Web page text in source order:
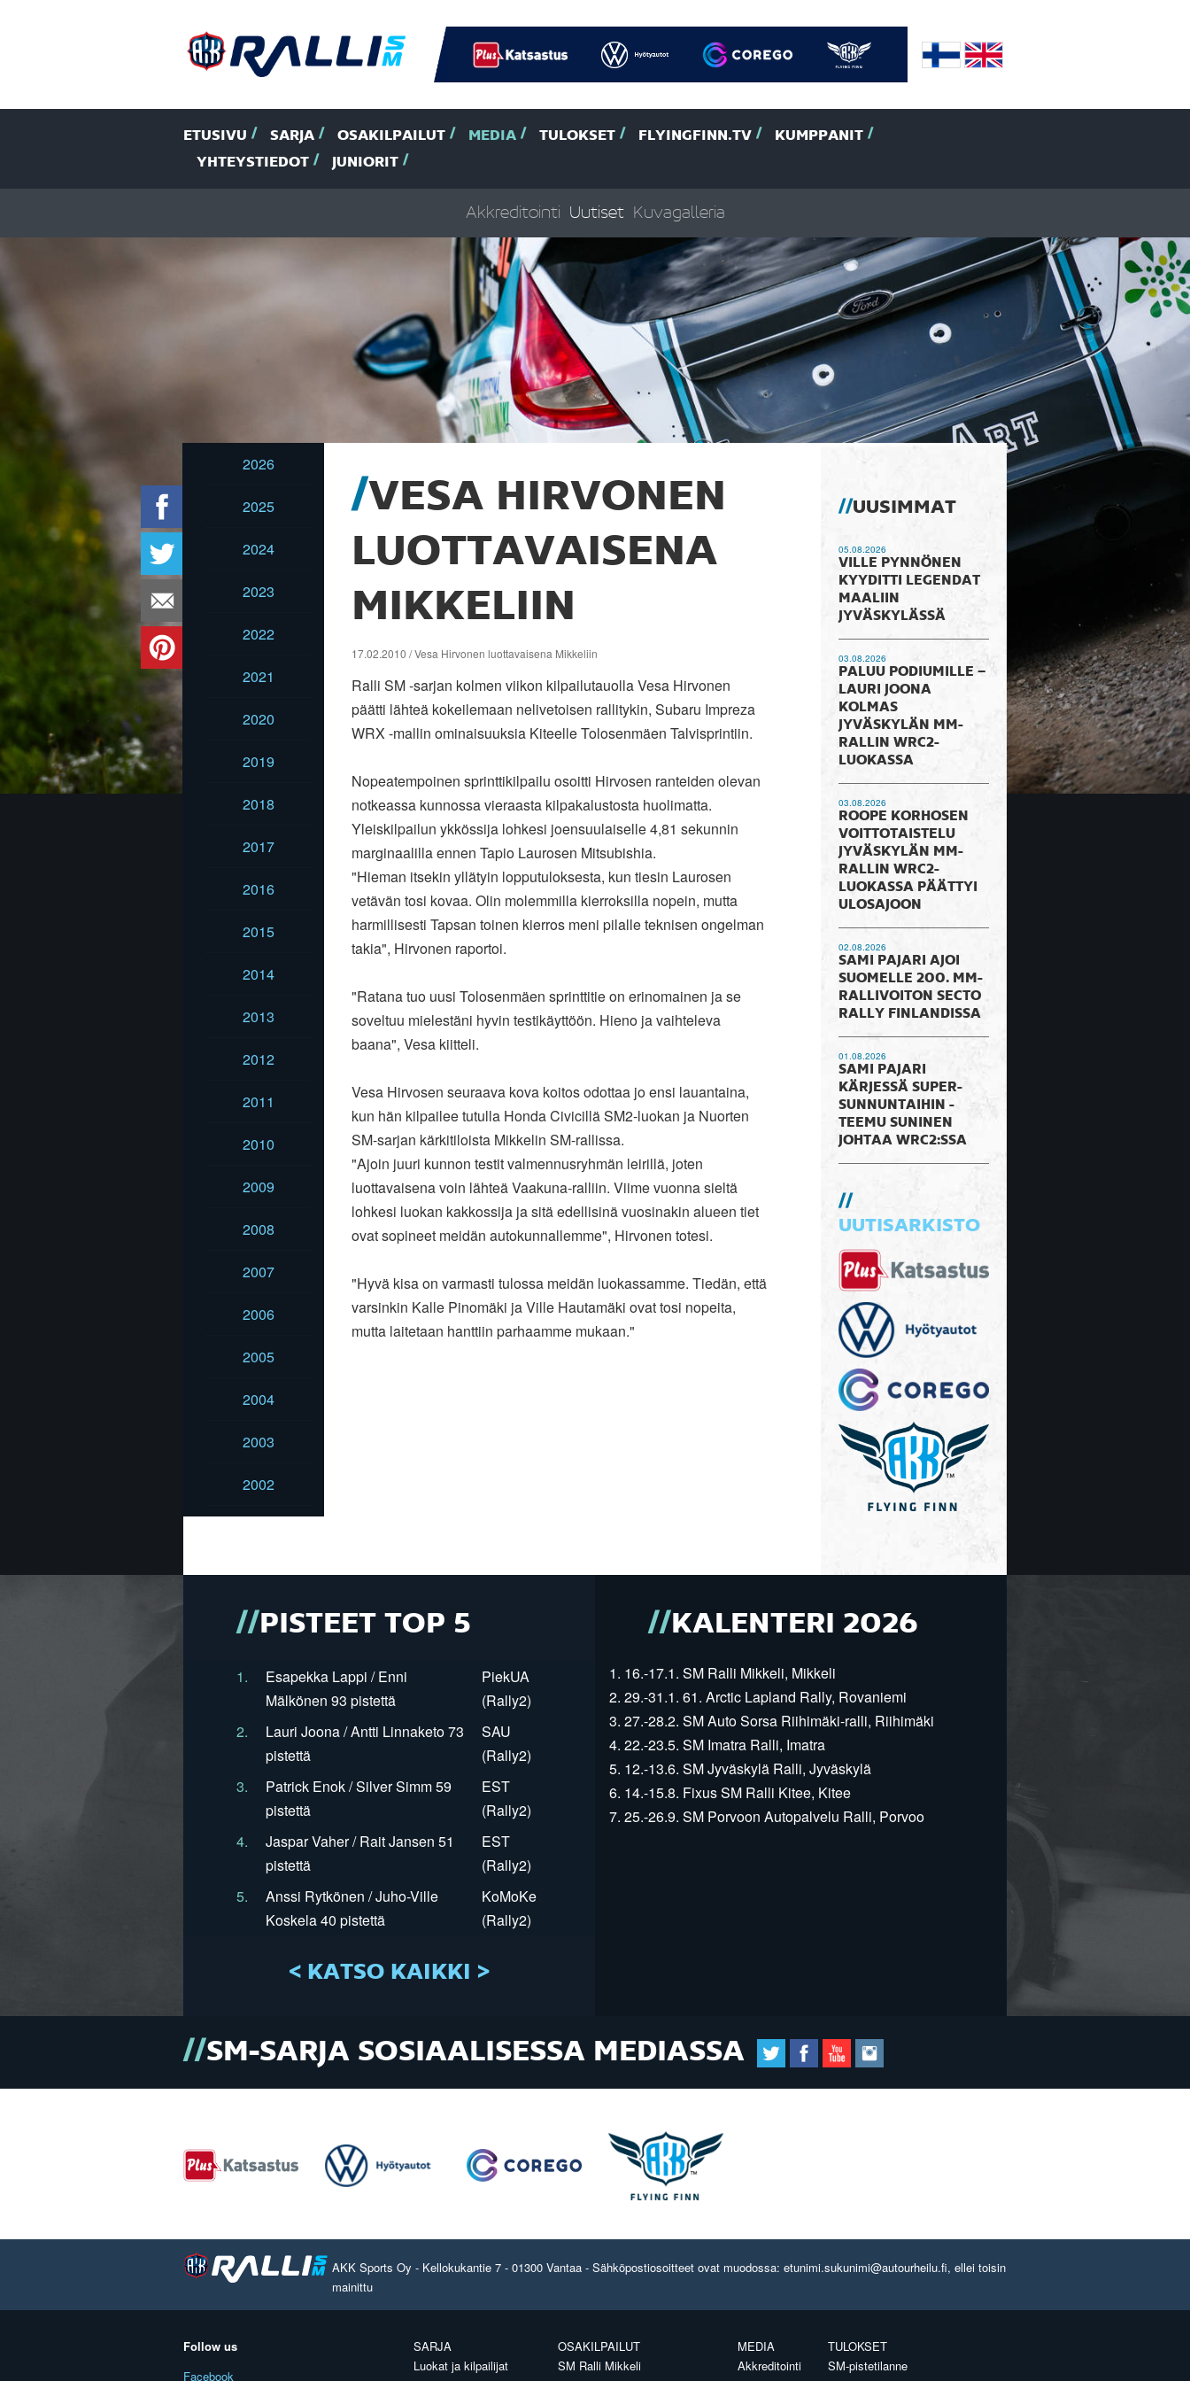
ETUSIVU SARJA OSAKILPAILUT MEDIA TULOKSET FLYINGFINN.TV
KUMPPANIT
YHTEYSTIEDOT
JUNIORIT
Akkreditointi Uutiset Kuvagalleria
2026
2025
2024
2023
2022
2021
2020
2019
2018
2017
2016
2015
2014
2013
2012
2011
2010
2009
2008
2007
2006
2005
2004
2003
2002
VESA HIRVONEN
LUOTTAVAISENA
MIKKELIIN
17.02.2010 / Vesa Hirvonen luottavaisena Mikkeliin
Ralli SM -sarjan kolmen viikon kilpailutauolla Vesa Hirvonen
päätti lähteä kokeilemaan nelivetoisen rallitykin, Subaru Impreza
WRX -mallin ominaisuuksia Kiteelle Tolosenmäen Talvisprintiin.
Nopeatempoinen sprinttikilpailu osoitti Hirvosen ranteiden olevan
notkeassa kunnossa vieraasta kilpakalustosta huolimatta.
Yleiskilpailun ykkössija lohkesi joensuulaiselle 4,81 sekunnin
marginaalilla ennen Tapio Laurosen Mitsubishia.
"Hieman itsekin yllätyin lopputuloksesta, kun tiesin Laurosen
vetävän tosi kovaa. Olin molemmilla kierroksilla nopein, mutta
harmillisesti Tapsan toinen kierros meni pilalle teknisen ongelman
takia", Hirvonen raportoi.
"Ratana tuo uusi Tolosenmäen sprinttitie on erinomainen ja se
soveltuu mielestäni hyvin testikäyttöön. Hieno ja vaihteleva
baana", Vesa kiitteli.
Vesa Hirvosen seuraava kova koitos odottaa jo ensi lauantaina,
kun hän kilpailee tutulla Honda Civicillä SM2-luokan ja Nuorten
SM-sarjan kärkitiloista Mikkelin SM-rallissa.
"Ajoin juuri kunnon testit valmennusryhmän leirillä, joten
luottavaisena voin lähteä Vaakuna-ralliin. Viime vuonna sieltä
lohkesi luokan kakkossija ja sitä edellisinä vuosinakin alueen tiet
ovat sopineet meidän autokunnallemme", Hirvonen totesi.
"Hyvä kisa on varmasti tulossa meidän luokassamme. Tiedän, että
varsinkin Kalle Pinomäki ja Ville Hautamäki ovat tosi nopeita,
mutta laitetaan hanttiin parhaamme mukaan."
UUSIMMAT
05.08.2026
VILLE PYNNÖNEN
KYYDITTI LEGENDAT
MAALIIN
JYVÄSKYLÄSSÄ
03.08.2026
PALUU PODIUMILLE –
LAURI JOONA
KOLMAS
JYVÄSKYLÄN MM-
RALLIN WRC2-
LUOKASSA
03.08.2026
ROOPE KORHOSEN
VOITTOTAISTELU
JYVÄSKYLÄN MM-
RALLIN WRC2-
LUOKASSA PÄÄTTYI
ULOSAJOON
02.08.2026
SAMI PAJARI AJOI
SUOMELLE 200. MM-
RALLIVOITON SECTO
RALLY FINLANDISSA
01.08.2026
SAMI PAJARI
KÄRJESSÄ SUPER-
SUNNUNTAIHIN -
TEEMU SUNINEN
JOHTAA WRC2:SSA
UUTISARKISTO
PISTEET TOP 5
1.
Esapekka Lappi / Enni
Mälkönen 93 pistettä
PiekUA
(Rally2)
2.
Lauri Joona / Antti Linnaketo 73
pistettä
SAU
(Rally2)
3.
Patrick Enok / Silver Simm 59
pistettä
EST
(Rally2)
4.
Jaspar Vaher / Rait Jansen 51
pistettä
EST
(Rally2)
5.
Anssi Rytkönen / Juho-Ville
Koskela 40 pistettä
KoMoKe
(Rally2)
< KATSO KAIKKI >
KALENTERI 2026
1. 16.-17.1. SM Ralli Mikkeli, Mikkeli
2. 29.-31.1. 61. Arctic Lapland Rally, Rovaniemi
3. 27.-28.2. SM Auto Sorsa Riihimäki-ralli, Riihimäki
4. 22.-23.5. SM Imatra Ralli, Imatra
5. 12.-13.6. SM Jyväskylä Ralli, Jyväskylä
6. 14.-15.8. Fixus SM Ralli Kitee, Kitee
7. 25.-26.9. SM Porvoon Autopalvelu Ralli, Porvoo
SM-SARJA SOSIAALISESSA MEDIASSA
AKK Sports Oy - Kellokukantie 7 - 01300 Vantaa - Sähköpostiosoitteet ovat muodossa: etunimi.sukunimi@autourheilu.fi, ellei toisin
mainittu
Follow us
Facebook
SARJA
Luokat ja kilpailijat
OSAKILPAILUT
SM Ralli Mikkeli
MEDIA
Akkreditointi
TULOKSET
SM-pistetilanne